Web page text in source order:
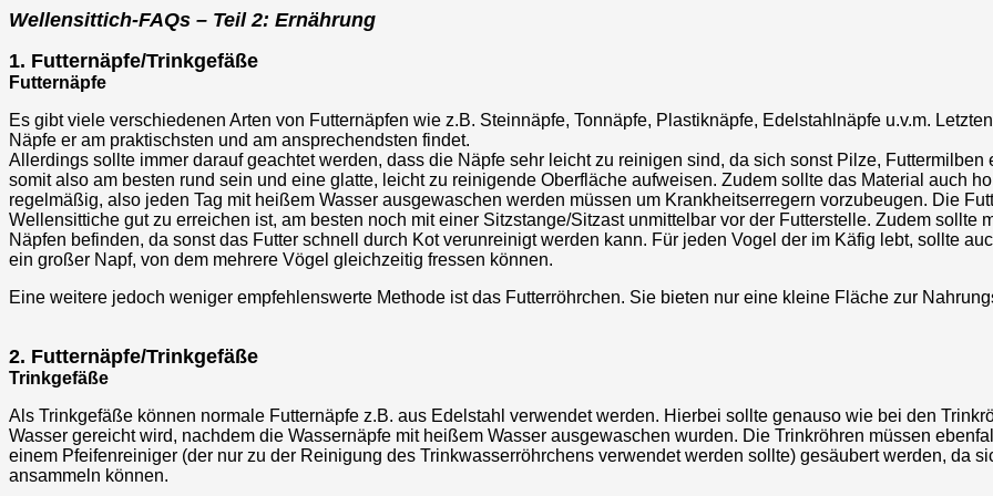
Wellensittich-FAQs – Teil 2: Ernährung
1. Futternäpfe/Trinkgefäße
Futternäpfe
Es gibt viele verschiedenen Arten von Futternäpfen wie z.B. Steinnäpfe, Tonnäpfe, Plastiknäpfe, Edelstahlnäpfe u.v.m.
Näpfe er am praktischsten und am ansprechendsten findet.
Allerdings sollte immer darauf geachtet werden, dass die Näpfe sehr leicht zu reinigen sind, da sich sonst Pilze,
somit also am besten rund sein und eine glatte, leicht zu reinigende Oberfläche aufweisen. Zudem sollte das Material auch
regelmäßig, also jeden Tag mit heißem Wasser ausgewaschen werden müssen um Krankheitserregern vorzubeugen. Die
Wellensittiche gut zu erreichen ist, am besten noch mit einer Sitzstange/Sitzast unmittelbar vor der Futterstelle. Zudem sollte
Näpfen befinden, da sonst das Futter schnell durch Kot verunreinigt werden kann. Für jeden Vogel der im Käfig lebt, sollte
ein großer Napf, von dem mehrere Vögel gleichzeitig fressen können.
Eine weitere jedoch weniger empfehlenswerte Methode ist das Futterröhrchen. Sie bieten nur eine kleine Fläche zur
2. Futternäpfe/Trinkgefäße
Trinkgefäße
Als Trinkgefäße können normale Futternäpfe z.B. aus Edelstahl verwendet werden. Hierbei sollte genauso wie bei den
Wasser gereicht wird, nachdem die Wassernäpfe mit heißem Wasser ausgewaschen wurden. Die Trinkröhren müssen
einem Pfeifenreiniger (der nur zu der Reinigung des Trinkwasserröhrchens verwendet werden sollte) gesäubert werden, da
ansammeln können.